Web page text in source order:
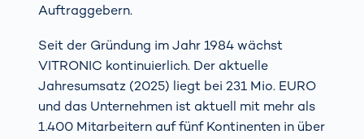
Auftraggebern.
Seit der Gründung im Jahr 1984 wächst
VITRONIC kontinuierlich. Der aktuelle
Jahresumsatz (2025) liegt bei 231 Mio. EURO
und das Unternehmen ist aktuell mit mehr als
1.400 Mitarbeitern auf fünf Kontinenten in über